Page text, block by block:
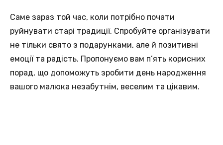
Саме зараз той час, коли потрібно почати
руйнувати старі традиції. Спробуйте організувати
не тільки свято з подарунками, але й позитивні
емоції та радість. Пропонуємо вам п’ять корисних
порад, що допоможуть зробити день народження
вашого малюка незабутнім, веселим та цікавим.